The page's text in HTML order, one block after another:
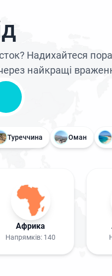
Надихайтеся
найкращі
Туреччина Оман
Африка
Напрямків: 140